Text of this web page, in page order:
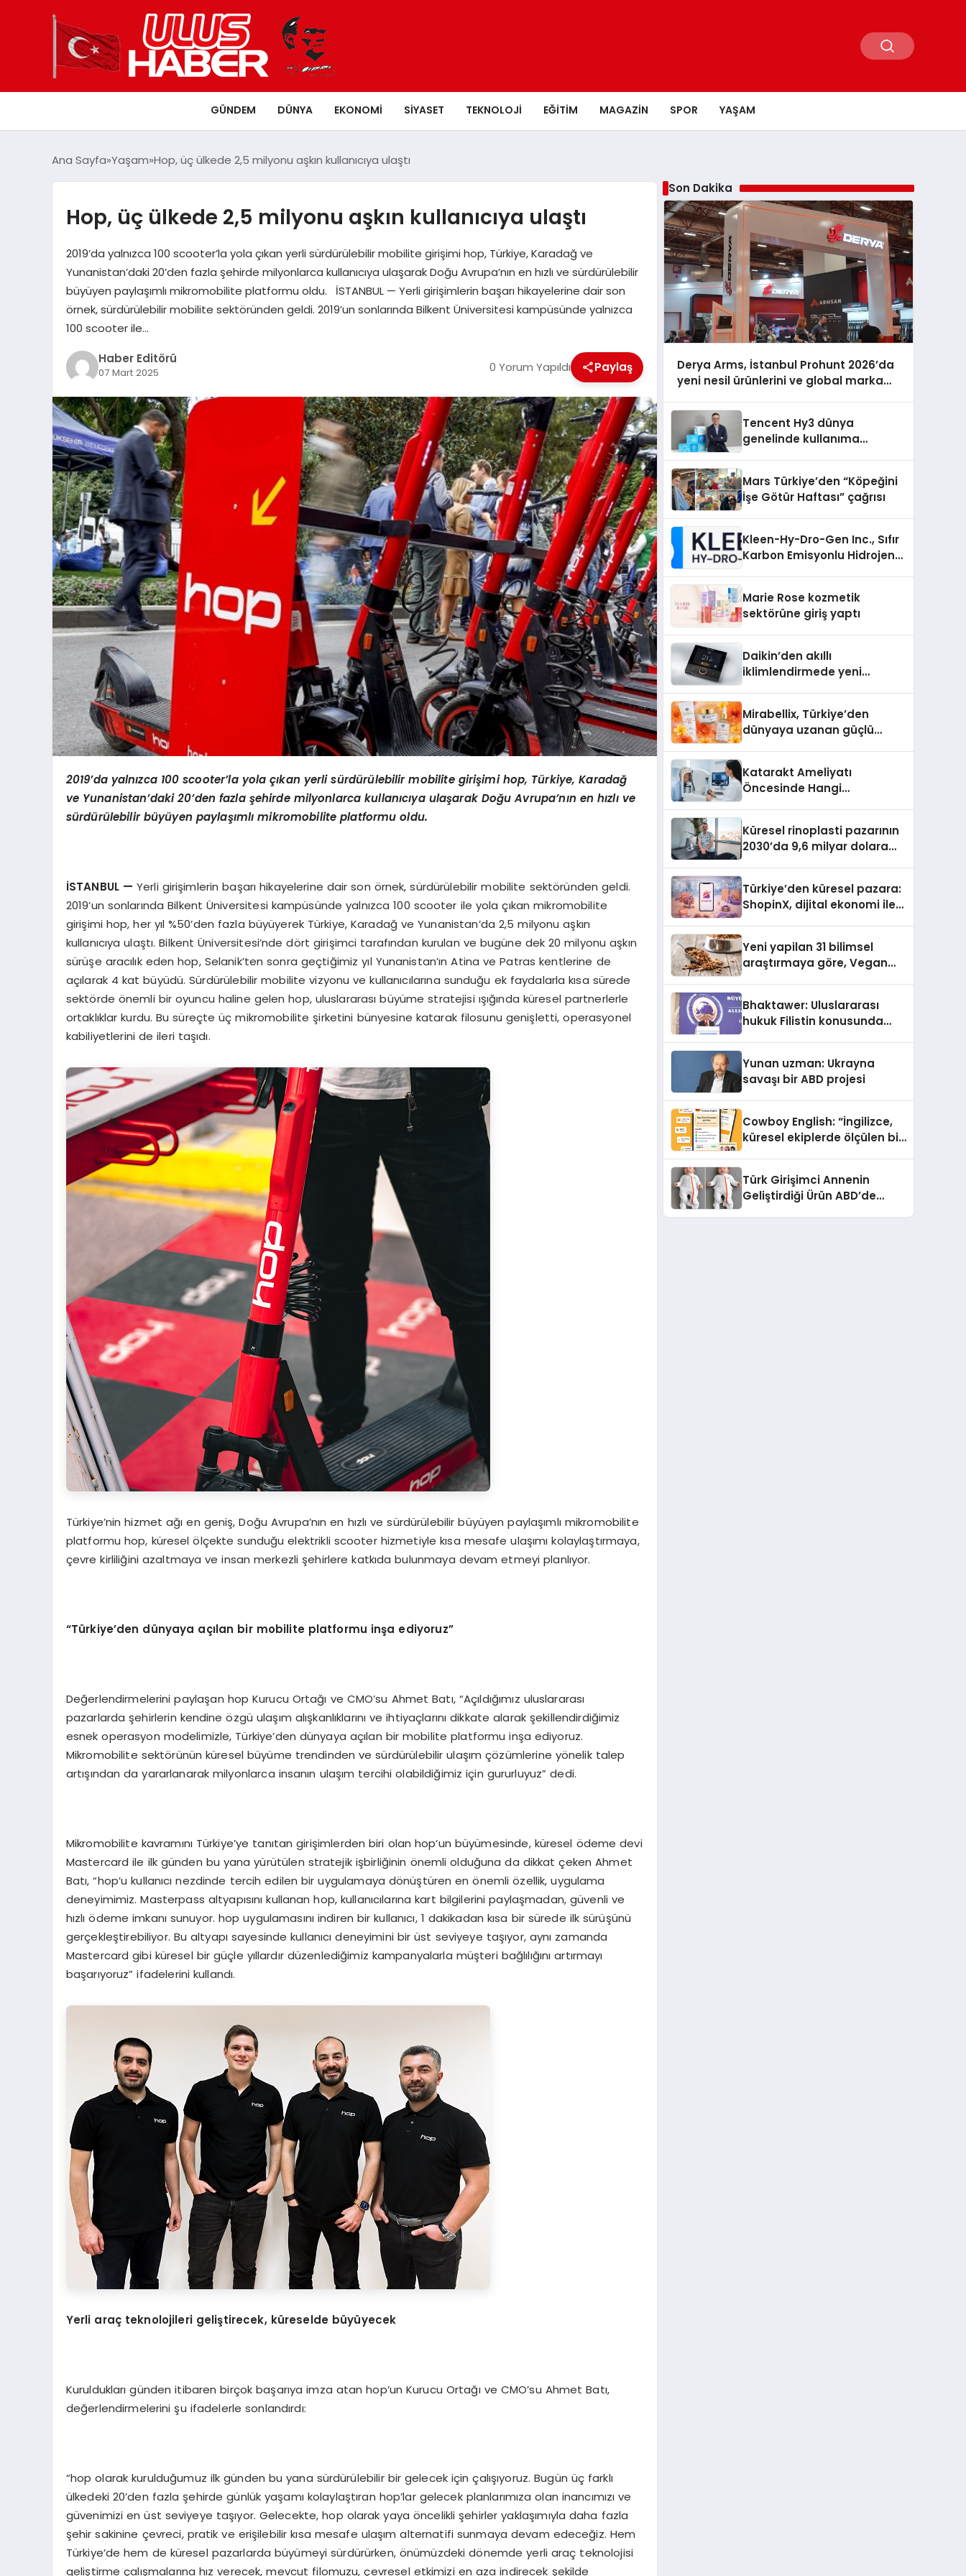
GÜNDEM DÜNYA EKONOMI SIYASET TEKNOLOJI EĞITIM MAGAZIN SPOR YAŞAM
Ana Sayfa Yaşam Hop, üç ülkede 2,5 milyonu aşkın kullanıcıya ulaştı
Hop, üç ülkede 2,5 milyonu aşkın kullanıcıya ulaştı
2019’da yalnızca 100 scooter’la yola çıkan yerli sürdürülebilir mobilite girişimi hop, Türkiye, Karadağ ve
Yunanistan’daki 20’den fazla şehirde milyonlarca kullanıcıya ulaşarak Doğu Avrupa’nın en hızlı ve sürdürülebilir
büyüyen paylaşımlı mikromobilite platformu oldu. İSTANBUL — Yerli girişimlerin başarı hikayelerine dair son
örnek, sürdürülebilir mobilite sektöründen geldi. 2019’un sonlarında Bilkent Üniversitesi kampüsünde yalnızca
100 scooter ile…
Haber Editörü
07 Mart 2025 0 Yorum Yapıldı Paylaş
2019’da yalnızca 100 scooter’la yolaçıkan yerli sürdürülebilir mobilite girişimi hop, Türkiye, Karadağ
ve Yunanistan’daki 20’den fazla şehirde milyonlarca kullanıcıya ulaşarak Doğu Avrupa’nın en hızlı ve
sürdürülebilir büyüyen paylaşımlımikromobilite platformu oldu.
İSTANBUL — Yerli girişimlerin başarı hikayelerine dair son örnek, sürdürülebilir mobilite sektöründen geldi.
2019’un sonlarında Bilkent Üniversitesi kampüsünde yalnızca 100 scooter ile yola çıkan mikromobilite
girişimi hop, her yıl %50’den fazla büyüyerek Türkiye, Karadağ ve Yunanistan’da 2,5 milyonu aşkın
kullanıcıya ulaştı. Bilkent Üniversitesi’nde dört girişimci tarafından kurulan ve bugüne dek 20 milyonu aşkın
sürüşe aracılık eden hop, Selanik’ten sonra geçtiğimiz yıl Yunanistan’ın Atina ve Patras kentlerine de
açılarak 4 kat büyüdü. Sürdürülebilir mobilite vizyonu ve kullanıcılarına sunduğu ek faydalarla kısa sürede
sektörde önemli bir oyuncu haline gelen hop, uluslararası büyüme stratejisi ışığında küresel partnerlerle
ortaklıklar kurdu. Bu süreçte üç mikromobilite şirketini bünyesine katarak filosunu genişletti, operasyonel
kabiliyetlerini de ileri taşıdı.
Türkiye’nin hizmet ağı en geniş, Doğu Avrupa’nın en hızlı ve sürdürülebilir büyüyen paylaşımlı mikromobilite
platformu hop, küresel ölçekte sunduğu elektrikli scooter hizmetiyle kısa mesafe ulaşımı kolaylaştırmaya,
çevre kirliliğini azaltmaya ve insan merkezli şehirlere katkıda bulunmaya devam etmeyi planlıyor.
“Türkiye’den dünyaya açılan bir mobilite platformu inşa ediyoruz”
Değerlendirmelerini paylaşan hop Kurucu Ortağı ve CMO’su Ahmet Batı, “Açıldığımız uluslararası
pazarlarda şehirlerin kendine özgü ulaşım alışkanlıklarını ve ihtiyaçlarını dikkate alarak şekillendirdiğimiz
esnek operasyon modelimizle, Türkiye’den dünyaya açılan bir mobilite platformu inşa ediyoruz.
Mikromobilite sektörünün küresel büyüme trendinden ve sürdürülebilir ulaşım çözümlerine yönelik talep
artışından da yararlanarak milyonlarca insanın ulaşım tercihi olabildiğimiz için gururluyuz” dedi.
Mikromobilite kavramını Türkiye’ye tanıtan girişimlerden biri olan hop’un büyümesinde, küresel ödeme devi
Mastercard ile ilk günden bu yana yürütülen stratejik işbirliğinin önemli olduğuna da dikkat çeken Ahmet
Batı, “hop’u kullanıcı nezdinde tercih edilen bir uygulamaya dönüştüren en önemli özellik, uygulama
deneyimimiz. Masterpass altyapısını kullanan hop, kullanıcılarına kart bilgilerini paylaşmadan, güvenli ve
hızlı ödeme imkanı sunuyor. hop uygulamasını indiren bir kullanıcı, 1 dakikadan kısa bir sürede ilk sürüşünü
gerçekleştirebiliyor. Bu altyapı sayesinde kullanıcı deneyimini bir üst seviyeye taşıyor, aynı zamanda
Mastercard gibi küresel bir güçle yıllardır düzenlediğimiz kampanyalarla müşteri bağlılığını artırmayı
başarıyoruz” ifadelerini kullandı.
Yerli araç teknolojileri geliştirecek, küreselde büyüyecek
Kuruldukları günden itibaren birçok başarıya imza atan hop’un Kurucu Ortağı ve CMO’su Ahmet Batı,
değerlendirmelerini şu ifadelerle sonlandırdı:
“hop olarak kurulduğumuz ilk günden bu yana sürdürülebilir bir gelecek için çalışıyoruz. Bugün üç farklı
ülkedeki 20’den fazla şehirde günlük yaşamı kolaylaştıran hop’lar gelecek planlarımıza olan inancımızı ve
güvenimizi en üst seviyeye taşıyor. Gelecekte, hop olarak yaya öncelikli şehirler yaklaşımıyla daha fazla
şehir sakinine çevreci, pratik ve erişilebilir kısa mesafe ulaşım alternatifi sunmaya devam edeceğiz. Hem
Türkiye’de hem de küresel pazarlarda büyümeyi sürdürürken, önümüzdeki dönemde yerli araç teknolojisi
geliştirme çalışmalarına hız verecek, mevcut filomuzu, çevresel etkimizi en aza indirecek şekilde
Son Dakika
Derya Arms, İstanbul Prohunt 2026’da
yeni nesil ürünlerini ve global marka
Tencent Hy3 dünya
genelinde kullanıma
Mars Türkiye’den “Köpeğini
İşe Götür Haftası” çağrısı
Kleen-Hy-Dro-Gen Inc., Sıfır
Karbon Emisyonlu Hidrojen
Aldı
Marie Rose kozmetik
sektörüne giriş yaptı
Daikin’den akıllı
iklimlendirmede yeni
Mirabellix, Türkiye’den
dünyaya uzanan güçlü
Katarakt Ameliyatı
Öncesinde Hangi
Küresel rinoplasti pazarının
2030’da 9,6 milyar dolara
Türkiye’den küresel pazara:
ShopinX, dijital ekonomi ile
Yeni yapilan 31 bilimsel
araştırmaya göre, Vegan
Sindirildiğini Ortaya Koydu
Bhaktawer: Uluslararası
hukuk Filistin konusunda
Yunan uzman: Ukrayna
savaşı bir ABD projesi
Cowboy English: “İngilizce,
küresel ekiplerde ölçülen bir
Türk Girişimci Annenin
Geliştirdiği Ürün ABD’de